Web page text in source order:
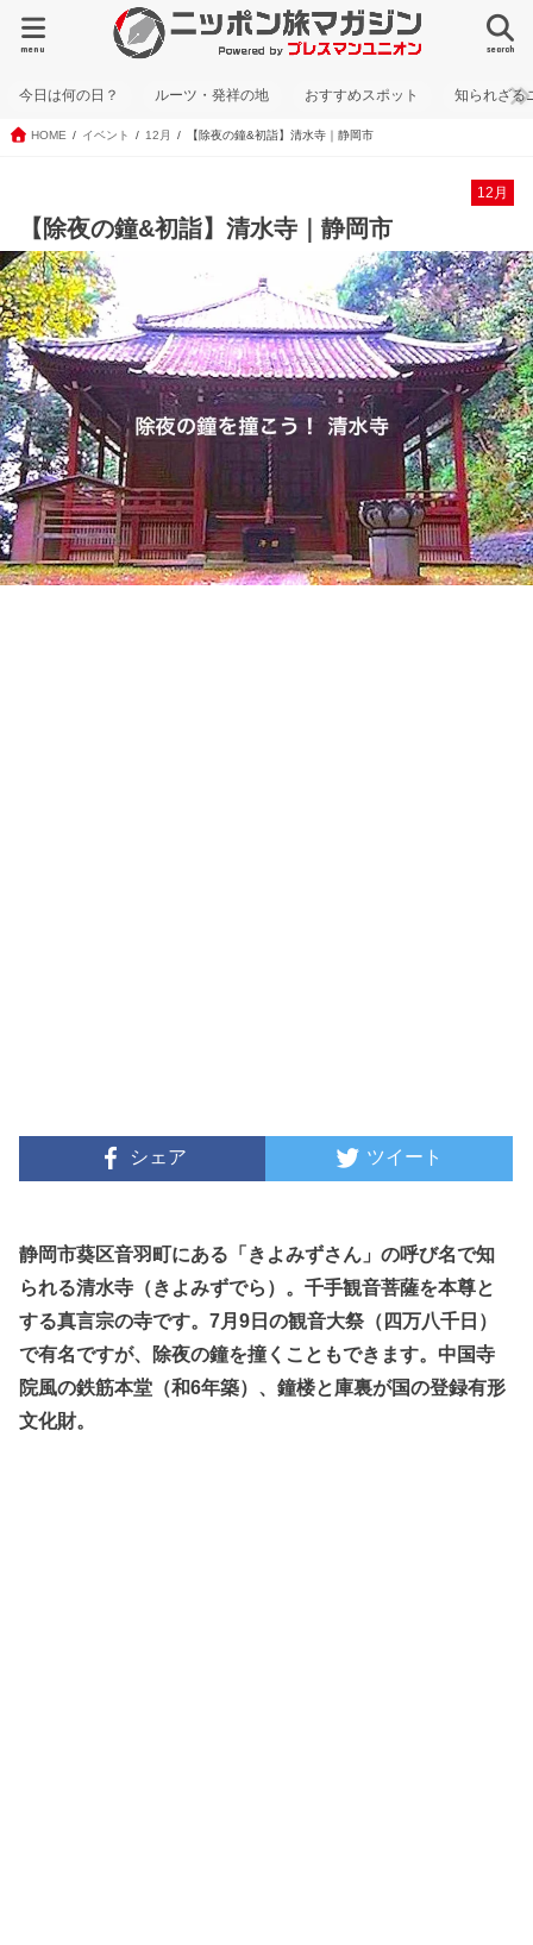
search
menu
今日は何の日？ ルーツ・発祥の地 おすすめスポット 知られざる
HOME イベント 12月 【除夜の鐘&初詣】清水寺｜静岡市
12月
【除夜の鐘&初詣】清水寺｜静岡市
シェア ツイート
静岡市葵区音羽町にある「きよみずさん」の呼び名で知
られる清水寺（きよみずでら）。千手観音菩薩を本尊と
する真言宗の寺です。7月9日の観音大祭（四万八千日）
で有名ですが、除夜の鐘を撞くこともできます。中国寺
院風の鉄筋本堂（和6年築）、鐘楼と庫裏が国の登録有形
文化財。